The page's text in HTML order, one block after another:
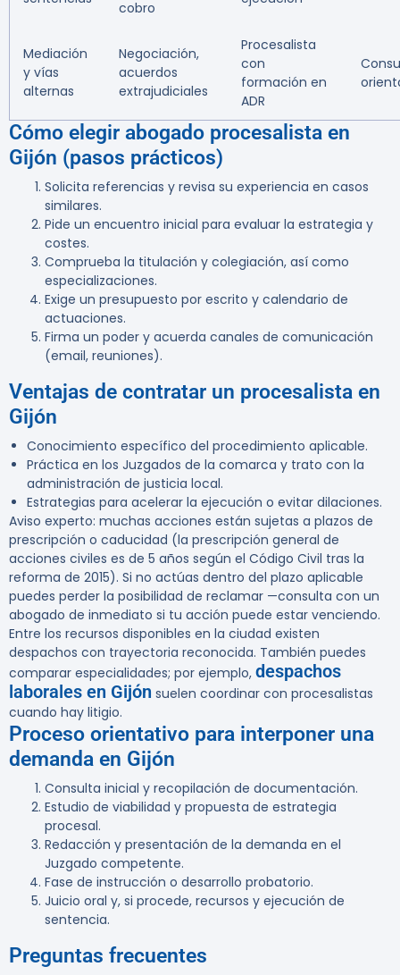
cobro
Mediación
y vías
alternas
Negociación,
acuerdos
extrajudiciales
Procesalista
con
formación en
ADR
Cómo elegir abogado procesalista en
Gijón (pasos prácticos)
Solicita referencias y revisa su experiencia en casos
similares.
Pide un encuentro inicial para evaluar la estrategia y
costes.
Comprueba la titulación y colegiación, así como
especializaciones.
Exige un presupuesto por escrito y calendario de
actuaciones.
Firma un poder y acuerda canales de comunicación
(email, reuniones).
Ventajas de contratar un procesalista en
Gijón
Conocimiento específico del procedimiento aplicable.
Práctica en los Juzgados de la comarca y trato con la
administración de justicia local.
Estrategias para acelerar la ejecución o evitar dilaciones.
Aviso experto: muchas acciones están sujetas a plazos de
prescripción o caducidad (la prescripción general de
acciones civiles es de 5 años según el Código Civil tras la
reforma de 2015). Si no actúas dentro del plazo aplicable
puedes perder la posibilidad de reclamar —consulta con un
abogado de inmediato si tu acción puede estar venciendo.
Entre los recursos disponibles en la ciudad existen
despachos con trayectoria reconocida. También puedes
comparar especialidades; por ejemplo, despachos
laborales en Gijón suelen coordinar con procesalistas
cuando hay litigio.
Proceso orientativo para interponer una
demanda en Gijón
Consulta inicial y recopilación de documentación.
Estudio de viabilidad y propuesta de estrategia
procesal.
Redacción y presentación de la demanda en el
Juzgado competente.
Fase de instrucción o desarrollo probatorio.
Juicio oral y, si procede, recursos y ejecución de
sentencia.
Preguntas frecuentes